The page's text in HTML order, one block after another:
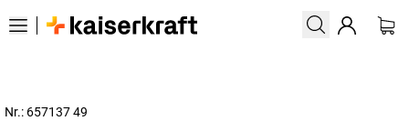
Nr.: 657137 49